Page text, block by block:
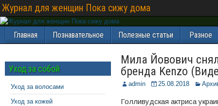
Журнал для женщин Пока сижу дома
Главная Познавательное Полезные статьи Разное
Мила Йовович
бренда Kenzo
admin 25.08.2018
Голливудская актриса
Уход за собой
Уход за волосами
Уход за кожей